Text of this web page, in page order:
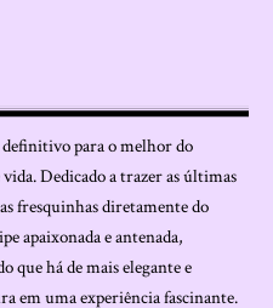
definitivo para o melhor do
Dedicado a trazer as últimas
fresquinhas diretamente do
apaixonada e antenada,
que há de mais elegante e
em uma experiência fascinante.